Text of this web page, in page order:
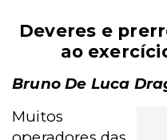
Deveres e
ao
Bruno De Luca
Muitos